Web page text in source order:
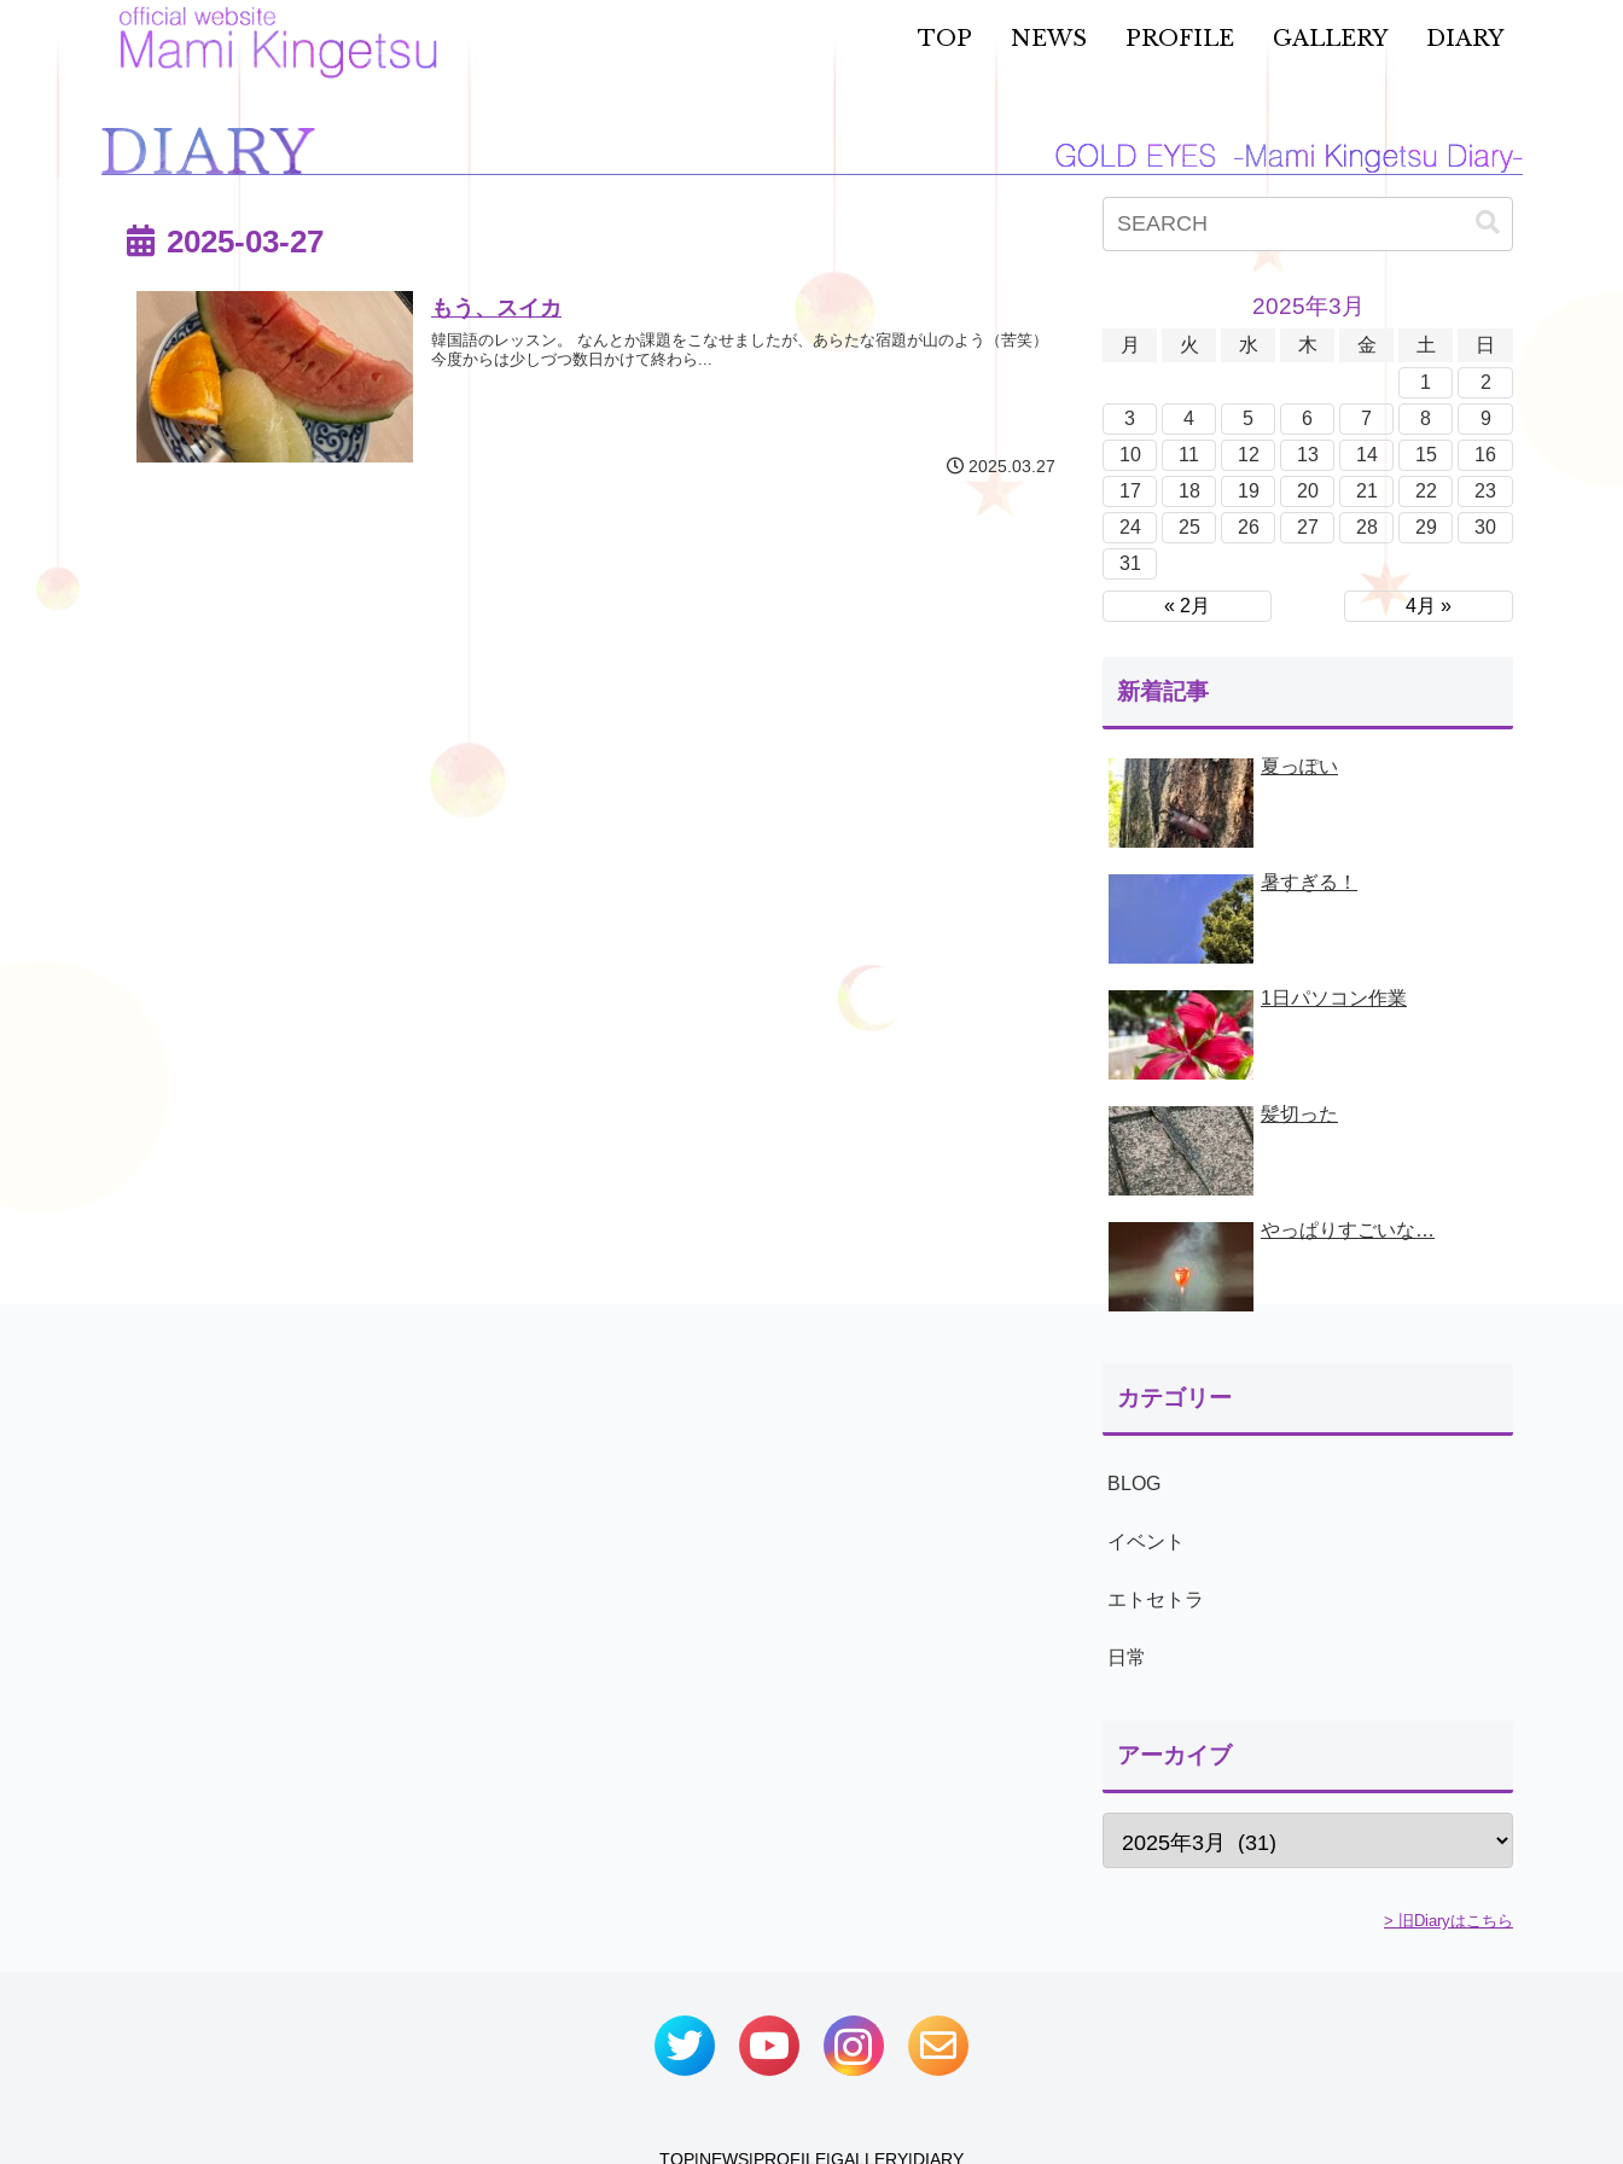
TOP NEWS PROFILE GALLERY DIARY
2025-03-27
もう、スイカ
韓国語のレッスン。 なんとか課題をこなせましたが、あらたな宿題が山のよう（苦笑）
今度からは少しづつ数日かけて終わら...
2025.03.27
2025年3月
月 火 水 木 金 土
日
1
2
3
4 5 6 7 8
9
10
11 12 13 14 15
16
17
18 19 20 21 22
23
24
25 26 27 28 29
30
31
« 2月 4月 »
新着記事
夏っぽい
暑すぎる！
1日パソコン作業
髪切った
やっぱりすごいな…
カテゴリー
BLOG
イベント
エトセトラ
日常
アーカイブ
> 旧Diaryはこちら
TOP|NEWS|PROFILE|GALLERY|DIARY